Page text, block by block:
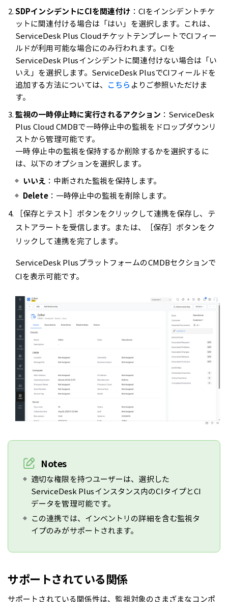
SDPインシデントにCIを関連付け ：CIをインシデントチケ
ットに関連付ける場合は「はい」を選択します。これは、
ServiceDesk Plus CloudチケットテンプレートでCIフィー
ルドが利用可能な場合にのみ行われます。CIを
ServiceDesk Plusインシデントに関連付けない場合は「い
いえ」を選択します。ServiceDesk PlusでCIフィールドを
追加する方法については、 こちら よりご参照いただけま
す。
監視の一時停止時に実行されるアクション ：ServiceDesk
Plus Cloud CMDBで一時停止中の監視をドロップダウンリ
ストから管理可能です。
一時 停止中の監視を保持するか削除するかを選択するに
は、以下のオプションを選択します。
いいえ ：中断された監視を保持します。
Delete：一時停止中の監視を削除します。
［保存とテスト］ボタンをクリックして連携を保存し、テ
ストアラートを受信します。または、［保存］ボタンをク
リックして連携を完了します。
ServiceDesk PlusプラットフォームのCMDBセクションで
CIを表示可能です。
Notes
適切な権限を持つユーザーは、選択した
ServiceDesk Plusインスタンス内のCIタイプとCI
データを管理可能です。
この連携では、インベントリの詳細を含む監視タ
イプのみがサポートされます。
サポートされている関係
サポートされている関係性は、監視対象のさまざまなコンポ